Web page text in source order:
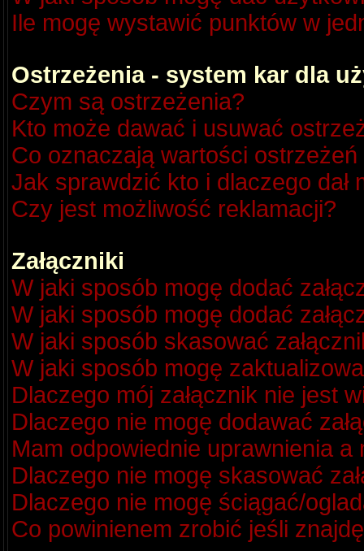
Ile mogę wystawić punktów w
Ostrzeżenia - system kar dla
Czym są ostrzeżenia?
Kto może dawać i usuwać
Co oznaczają wartości
Jak sprawdzić kto i dlaczego dał
Czy jest możliwość reklamacji?
Załączniki
W jaki sposób mogę dodać
W jaki sposób mogę dodać
W jaki sposób skasować
W jaki sposób mogę
Dlaczego mój załącznik nie jest
Dlaczego nie mogę dodawać
Mam odpowiednie uprawnienia a
Dlaczego nie mogę skasować
Dlaczego nie mogę ściągać/
Co powinienem zrobić jeśli